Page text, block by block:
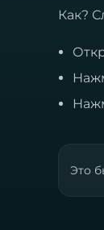
Как?
Это